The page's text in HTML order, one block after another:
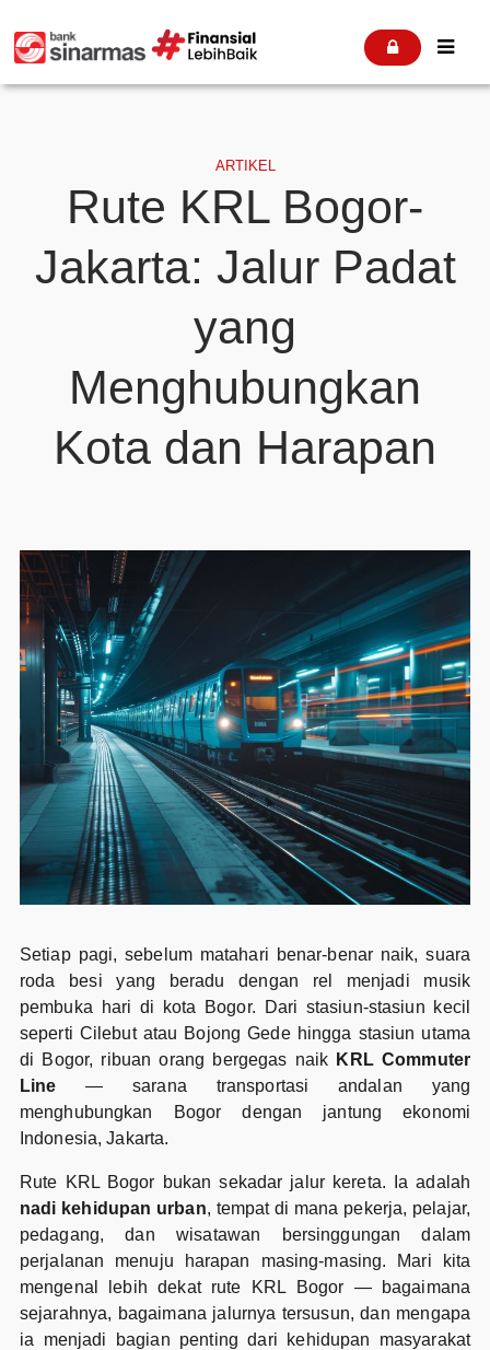
 
ARTIKEL
Rute KRL Bogor-
Jakarta: Jalur Padat
yang
Menghubungkan
Kota dan Harapan
Setiap pagi, sebelum matahari benar-benar naik, suara
roda besi yang beradu dengan rel menjadi musik
pembuka hari di kota Bogor. Dari stasiun-stasiun kecil
seperti Cilebut atau Bojong Gede hingga stasiun utama
di Bogor, ribuan orang bergegas naik KRL Commuter
Line — sarana transportasi andalan yang
menghubungkan Bogor dengan jantung ekonomi
Indonesia, Jakarta.
Rute KRL Bogor bukan sekadar jalur kereta. Ia adalah
nadi kehidupan urban, tempat di mana pekerja, pelajar,
pedagang, dan wisatawan bersinggungan dalam
perjalanan menuju harapan masing-masing. Mari kita
mengenal lebih dekat rute KRL Bogor — bagaimana
sejarahnya, bagaimana jalurnya tersusun, dan mengapa
ia menjadi bagian penting dari kehidupan masyarakat